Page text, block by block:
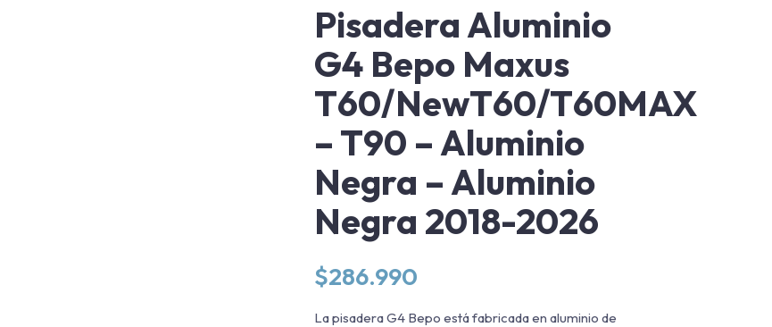
Pisadera Aluminio
G4 Bepo Maxus
T60/NewT60/T60MAX
– T90 – Aluminio
Negra – Aluminio
Negra 2018-2026
$286.990
La pisadera G4 Bepo está fabricada en aluminio de